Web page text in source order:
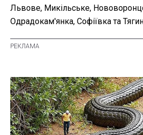
Львове, Микільське,
Одрадокам'янка, Софіївка та